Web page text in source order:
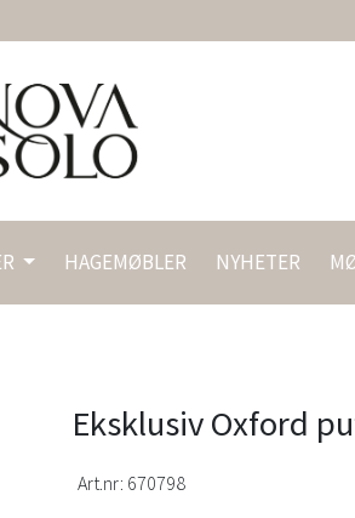
HAGEMØBLER NYHETER
Eksklusiv Oxford
Art.nr: 670798